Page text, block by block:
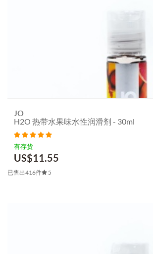
JO
H2O 热带水果味水性润滑剂 - 30ml
有存货
US$11.55
已售出416件 5